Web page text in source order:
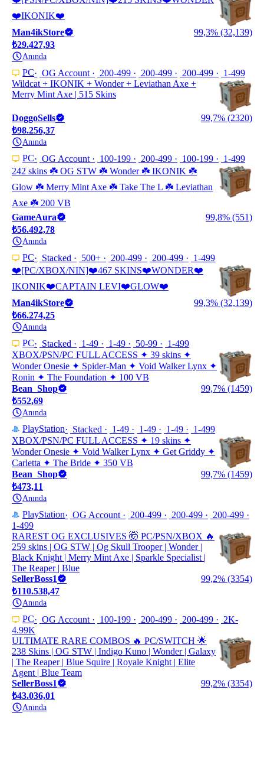
❤️IKONIK❤️
Man4ikStore
99,3% (32,139)
₺29.427,93
Anında
PC OG Account 200-499 200-499 200-499
1-499
Wildcat + IKONIK + Wonder + Leviathan Axe +
Merry Mint Axe | 515 Skins
DoggoSells
99,7% (2320)
₺98.256,37
Anında
PC OG Account 100-199 200-499 100-199
1-499
242 skins ☘️ OG STW ☘️ Wonder ☘️ IKONIK ☘️
Glow ☘️ Merry Mint Axe ☘️ Take The L ☘️ Leviathan
Axe ☘️ 200 VB
GameAura
99,8% (551)
₺56.492,78
Anında
PC Stacked 500+ 200-499 200-499
1-499
❤️[PC/XBOX/NIN]❤️467 SKINS❤️WONDER❤️
IKONIK❤️CAPTAIN LEVI❤️GLOW❤️
Man4ikStore
99,3% (32,139)
₺66.274,25
Anında
PC Stacked 1-49 1-49 50-99
1-499
XBOX/PSN/PC FULL ACCESS ✦ 39 skins ✦
Wonder Onesie ✦ Spider-Man ✦ Void Walker Lynx ✦
Ronin ✦ The Foundation ✦ 100 VB
Bean_Shop
99,7% (1459)
₺552,69
Anında
PlayStation Stacked 1-49 1-49 1-49
1-499
XBOX/PSN/PC FULL ACCESS ✦ 19 skins ✦
Wonder Onesie ✦ Void Walker Lynx ✦ Get Griddy ✦
Carletta ✦ The Bride ✦ 350 VB
Bean_Shop
99,7% (1459)
₺473,11
Anında
PlayStation OG Account 200-499 200-499
200-499
1-499
RAREST OG EXCLUSIVES 🤯 PC/PSN/XBOX 🔥
259 skins | OG STW | Og Skull Trooper | Wonder |
Black Knight | Merry Mint Axe | Sparkle Specialist |
The Reaper | Blue
SellerBoss1
99,2% (3354)
₺110.538,47
Anında
PC OG Account 100-199 200-499 200-499
2K-
4.99K
ULTIMATE RARE COMBOS 🔥 PC/SWITCH 🌟
238 Skins | OG STW | Indigo Kuno | Wonder | Galaxy
| The Reaper | Blue Squire | Royale Knight | Elite
Agent | Blue Team
SellerBoss1
99,2% (3354)
₺43.036,01
Anında